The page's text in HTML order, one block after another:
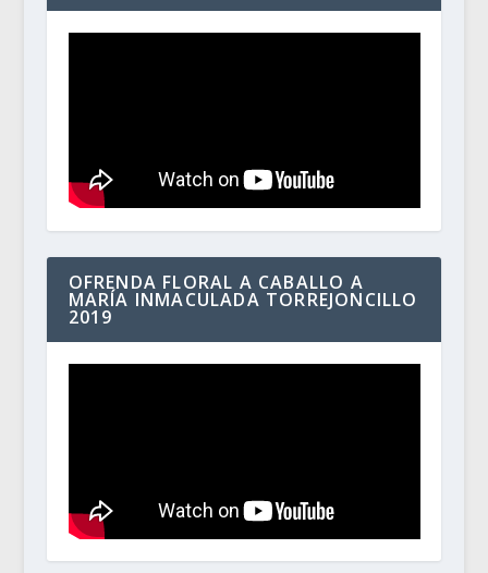
OFRENDA FLORAL A CABALLO A
MARÍA INMACULADA TORREJONCILLO
2019